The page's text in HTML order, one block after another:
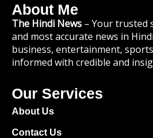
About Me
The Hindi News – Your trusted
and most accurate news in
business, entertainment,
informed with credible and
Our Services
About Us
Contact Us